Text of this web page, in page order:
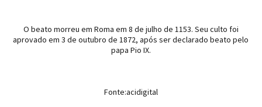
O beato morreu em Roma em 8 de julho de 1153. Seu culto foi
aprovado em 3 de outubro de 1872, após ser declarado beato pelo
papa Pio IX.
Fonte:acidigital